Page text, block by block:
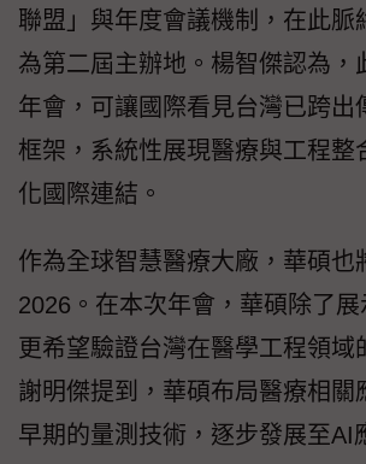
聯盟」與年度會議機制，在此脈
為第二屆主辦地。楊智傑認為，
年會，可讓國際看見台灣已跨出
框架，系統性展現醫療與工程整
化國際連結。
作為全球智慧醫療大廠，華碩也
2026。在本次年會，華碩除了展
更希望驗證台灣在醫學工程領域
謝明傑提到，華碩布局醫療相關
早期的量測技術，逐步發展至AI